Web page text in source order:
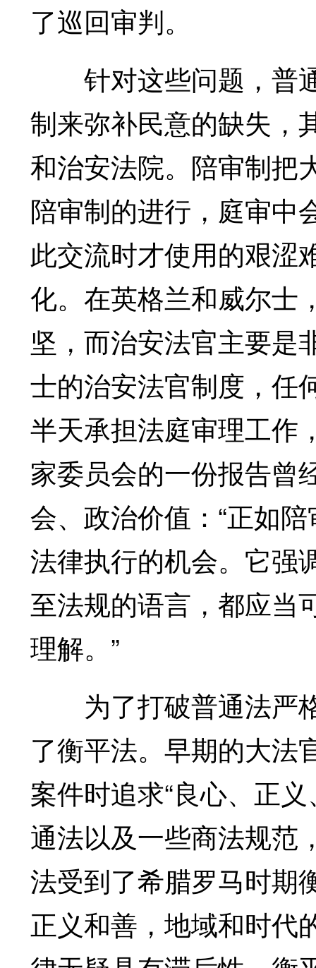
了巡回审判。
针对这些问题，普
制来弥补民意的缺失，
和治安法院。陪审制把
陪审制的进行，庭审中
此交流时才使用的艰涩
化。在英格兰和威尔士
坚，而治安法官主要是
士的治安法官制度，任
半天承担法庭审理工作
家委员会的一份报告曾
会、政治价值：“正如
法律执行的机会。它强
至法规的语言，都应当
理解。”
为了打破普通法严
了衡平法。早期的大法
案件时追求“良心、正
通法以及一些商法规范
法受到了希腊罗马时期
正义和善，地域和时代